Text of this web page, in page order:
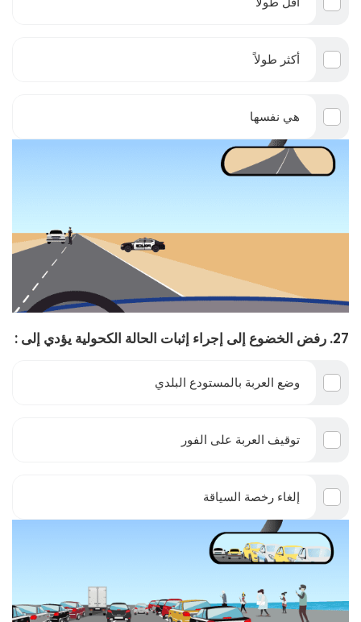
أكثر طولاً
هي نفسها
27. رفض الخضوع إلى إجراء إثبات الحالة الكحولية يؤدي إلى :
وضع العربة بالمستودع البلدي
توقيف العربة على الفور
إلغاء رخصة السياقة